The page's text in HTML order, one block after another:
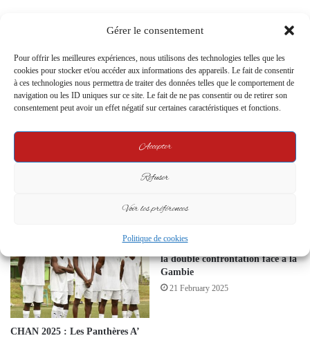
Gérer le consentement
Pour offrir les meilleures expériences, nous utilisons des technologies telles que les
cookies pour stocker et/ou accéder aux informations des appareils. Le fait de consentir
à ces technologies nous permettra de traiter des données telles que le comportement de
navigation ou les ID uniques sur ce site. Le fait de ne pas consentir ou de retirer son
consentement peut avoir un effet négatif sur certaines caractéristiques et fonctions.
Accepter
Refuser
Voir les préférences
Politique de cookies
Related Articles
Gabon 2026 : les Miniers
décrochent un 11e titre national
Lastourville : la Fondation Jean-
François Lingoumbi lance la 3ᵉ
édition de la Coupe Lingoumbi
CHAN 2025 : Les Panthères A’
Les Panthères A’ fin prêtes pour
la double confrontation face à la
Gambie
21 February 2025